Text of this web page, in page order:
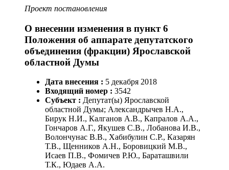
Проект постановления
О внесении изменения в пункт 6
Положения об аппарате депутатского
объединения (фракции) Ярославской
областной Думы
Дата внесения : 5 декабря 2018
Входящий номер : 3542
Субъект : Депутат(ы) Ярославской
областной Думы; Александрычев Н.А.,
Бирук Н.И., Калганов А.В., Капралов А.А.,
Гончаров А.Г., Якушев С.В., Лобанова И.В.,
Волончунас В.В., Хабибулин С.Р., Казарян
Т.В., Щенников А.Н., Боровицкий М.В.,
Исаев П.В., Фомичев Р.Ю., Бараташвили
Т.К., Юдаев А.А.